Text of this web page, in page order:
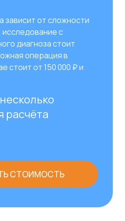
зависит от сложности
исследование с
диагноза стоит
операция в
стоит от 150 000 ₽ и
расчёта
СТОИМОСТЬ